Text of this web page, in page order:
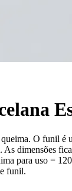
O funil
dimensões
para uso =
funil.